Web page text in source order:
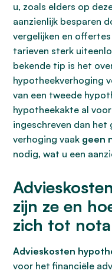
u, zoals elders op
aanzienlijk besparen
vergelijken en
tarieven sterk
bekende tip is het
hypotheekverhoging
van een tweede
hypotheekakte al
ingeschreven dan het
verhoging vaak geen
nodig, wat u een
zijn ze en
zich tot
Advieskosten
voor het financiële